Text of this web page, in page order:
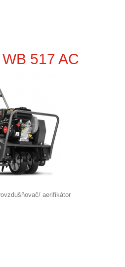
517 AC
aerifikátor